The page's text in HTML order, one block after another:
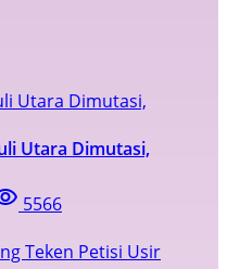
Utara Dimutasi,
5566